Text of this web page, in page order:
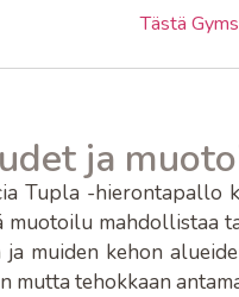
Tästä
ja
Tupla -hierontapallo
muotoilu mahdollistaa
ja muiden kehon
mutta tehokkaan